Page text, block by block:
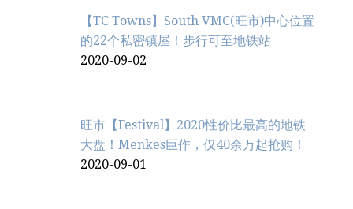
【TC Towns】South VMC(旺市)中心位置
的22个私密镇屋！步行可至地铁站
2020-09-02
旺市【Festival】2020性价比最高的地铁
大盘！Menkes巨作，仅40余万起抢购！
2020-09-01